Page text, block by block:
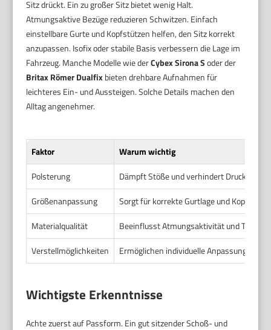
Sitz drückt. Ein zu großer Sitz bietet wenig Halt.
Atmungsaktive Bezüge reduzieren Schwitzen. Einfach
einstellbare Gurte und Kopfstützen helfen, den Sitz korrekt
anzupassen. Isofix oder stabile Basis verbessern die Lage im
Fahrzeug. Manche Modelle wie derCybex Sirona Soder der
Britax Römer Dualfixbieten drehbare Aufnahmen für
leichteres Ein- und Aussteigen. Solche Details machen den
Alltag angenehmer.
Faktor
Warum wichtig
Polsterung
Dämpft Stöße und verhindert Druckstellen
Größenanpassung
Sorgt für korrekte Gurtlage und Kopfstütze
Materialqualität
Beeinflusst Atmungsaktivität und
Verstellmöglichkeiten
Ermöglichen individuelle Anpassung auf
Wichtigste Erkenntnisse
Achte zuerst auf Passform. Ein gut sitzender Schoß- und